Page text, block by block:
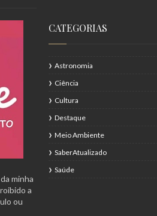
minha
a
ou
CATEGORIAS
Astronomia
Ciência
Cultura
Destaque
Meio Ambiente
SaberAtualizado
Saúde